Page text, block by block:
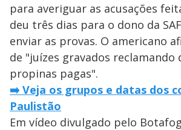
para averiguar as acusações
deu três dias para o dono da
enviar as provas. O americano
de "juízes gravados reclamando
propinas pagas".
➡️ Veja os grupos e datas dos
Paulistão
Em vídeo divulgado pelo